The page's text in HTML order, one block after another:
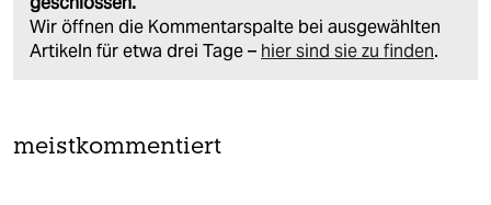
Wir öffnen die Kommentarspalte bei ausgewählten
Artikeln für etwa drei Tage – hier sind sie zu finden.
meistkommentiert